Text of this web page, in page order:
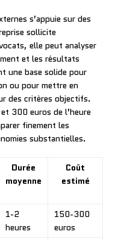
s’appuie sur des
sollicite
elle peut analyser
et les résultats
une base solide pour
ou pour mettre en
des critères objectifs.
300 euros de l’heure
finement les
substantielles.
Durée
moyenne
Coût
estimé
1-2
heures
150-300
euros